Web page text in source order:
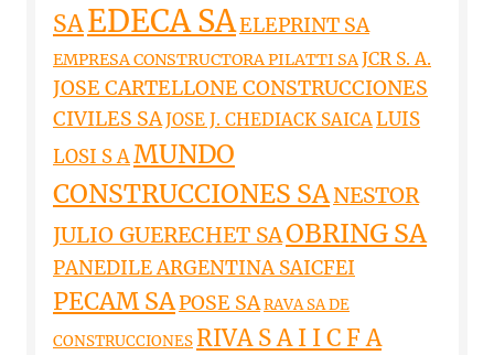
SAEDECA SAELEPRINT SA
EMPRESA CONSTRUCTORA PILATTI SAJCR S. A.
JOSE CARTELLONE CONSTRUCCIONES
CIVILES SAJOSE J. CHEDIACK SAICALUIS
LOSI S AMUNDO
CONSTRUCCIONES SANESTOR
JULIO GUERECHET SAOBRING SA
PANEDILE ARGENTINA SAICFEI
PECAM SAPOSE SARAVA SA DE
CONSTRUCCIONES RIVA S A I I C F A